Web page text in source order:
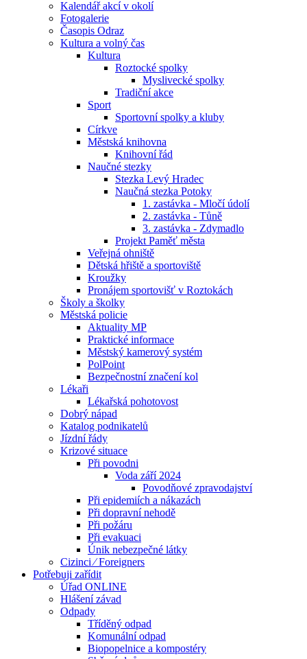
Kalendář akcí v okolí
Fotogalerie
Časopis Odraz
Kultura a volný čas
Kultura
Roztocké spolky
Myslivecké spolky
Tradiční akce
Sport
Sportovní spolky a kluby
Církve
Městská knihovna
Knihovní řád
Naučné stezky
Stezka Levý Hradec
Naučná stezka Potoky
1. zastávka - Mločí údolí
2. zastávka - Tůně
3. zastávka - Zdymadlo
Projekt Paměť města
Veřejná ohniště
Dětská hřiště a sportoviště
Kroužky
Pronájem sportovišť v Roztokách
Školy a školky
Městská policie
Aktuality MP
Praktické informace
Městský kamerový systém
PolPoint
Bezpečnostní značení kol
Lékaři
Lékařská pohotovost
Dobrý nápad
Katalog podnikatelů
Jízdní řády
Krizové situace
Při povodni
Voda září 2024
Povodňové zpravodajství
Při epidemiích a nákazách
Při dopravní nehodě
Při požáru
Při evakuaci
Únik nebezpečné látky
Cizinci ⁄ Foreigners
Potřebuji zařídit
Úřad ONLINE
Hlášení závad
Odpady
Tříděný odpad
Komunální odpad
Biopopelnice a kompostéry